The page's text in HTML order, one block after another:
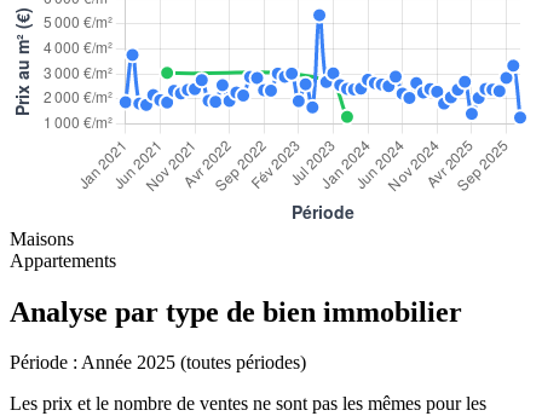
Maisons
Appartements
Analyse par type de bien immobilier
Période : Année 2025 (toutes périodes)
Les prix et le nombre de ventes ne sont pas les mêmes pour les